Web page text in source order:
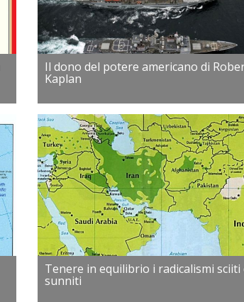
Il dono del potere americano di
Kaplan
Tenere in equilibrio i radicalismi sciiti
sunniti